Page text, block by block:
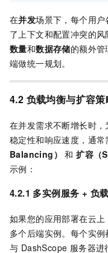
在并发场景下，每个用
了上下文和配置冲突的
数量和数据存储的额外
端做统一规划。
4.2 负载均衡与扩容策
在并发需求不断增长时
稳定性和响应速度，通
Balancing） 和扩容（
示例：
4.2.1 多实例服务 + 负
如果您的应用部署在云
多个后端实例。每个实
与 DashScope 服务器进